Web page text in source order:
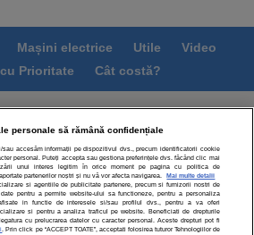
Mașini electrice Utile
Video
Prioritate
Cât costă?
Politica de confidentialitate
Echipa editorială
Contact
Modifică Setările
personale să rămână confidențiale
accesăm informații pe dispozitivul dvs., precum identificatorii cookie
personal. Puteți accepta sau gestiona preferințele dvs. făcând clic mai
unui interes legitim în orice moment pe pagina cu politica de
partenerilor noștri și nu vă vor afecta navigarea.
Mai multe detalii
si agentiile de publicitate partenere, precum si furnizorii nostri de
pentru a permite website-ului sa functioneze, pentru a personaliza
in functie de interesele si/sau profilul dvs., pentru a va oferi
si pentru a analiza traficul pe website. Beneficiati de drepturile
cu prelucrarea datelor cu caracter personal. Aceste drepturi pot fi
. Prin click pe “ACCEPT TOATE”, acceptati folosirea tuturor Tehnologiilor de